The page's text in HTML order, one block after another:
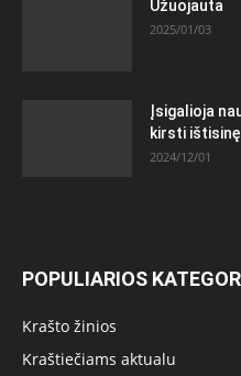
Užuojauta
2025/01/03
Įsigalioja
kirsti
2024/12/01
POPULIARIOS
Krašto žinios
Kraštiečiams aktualu